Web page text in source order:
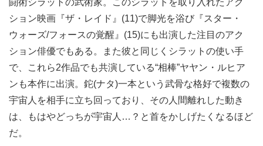
闘術シラットの武術家。このシラットを取り入れたアク
ション映画『ザ・レイド』(11)で脚光を浴び『スター・
ウォーズ/フォースの覚醒』(15)にも出演した注目のアク
ション俳優でもある。また彼と同じくシラットの使い手
で、これら2作品でも共演している“相棒”ヤヤン・ルヒア
ンも本作に出演。鉈(ナタ)一本という武骨な格好で複数の
宇宙人を相手に立ち回っており、その人間離れした動き
は、もはやどっちが宇宙人…？と首をかしげたくなるほど
だ。